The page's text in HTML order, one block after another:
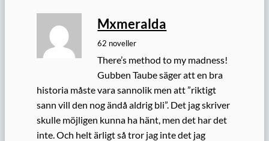
Mxmeralda
62 noveller
There’s method to my madness!
Gubben Taube säger att en bra
historia måste vara sannolik men att ”riktigt
sann vill den nog ändå aldrig bli”. Det jag skriver
skulle möjligen kunna ha hänt, men det har det
inte. Och helt ärligt så tror jag inte det jag